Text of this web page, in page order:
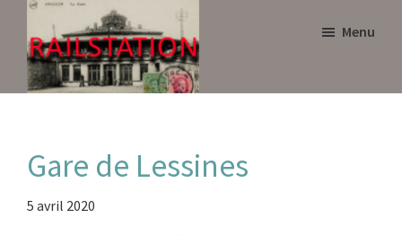
main
content
primary
sidebar
Menu
Gare de Lessines
5 avril 2020